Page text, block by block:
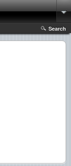
Search